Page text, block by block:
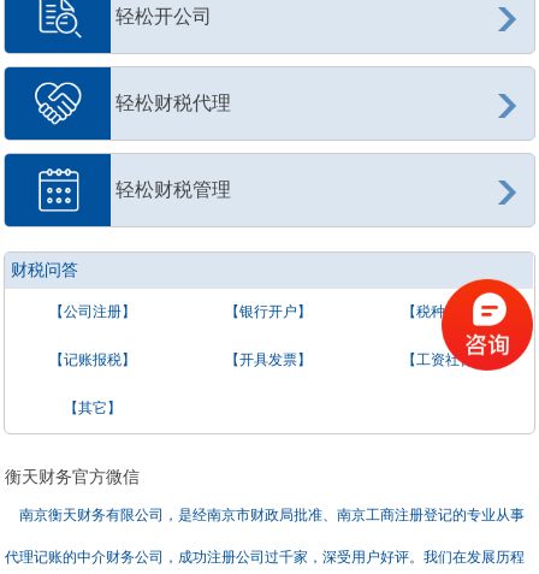
轻松开公司
轻松财税代理
轻松财税管理
财税问答
【公司注册】 【银行开户】 【税种核定】
【记账报税】 【开具发票】 【工资社保】
【其它】
衡天财务官方微信
南京衡天财务有限公司，是经南京市财政局批准、南京工商注册登记的专业从事
代理记账的中介财务公司，成功注册公司过千家，深受用户好评。我们在发展历程